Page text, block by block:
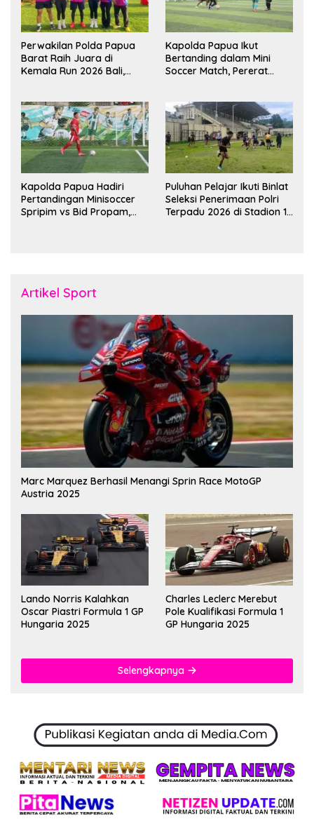
Perwakilan Polda Papua
Barat Raih Juara di
Kemala Run 2026 Bali,
Kapolda Papua Ikut
Bertanding dalam Mini
Soccer Match, Pererat
Kapolda Papua Hadiri
Pertandingan Minisoccer
Spripim vs Bid Propam,
Puluhan Pelajar Ikuti Binlat
Seleksi Penerimaan Polri
Terpadu 2026 di Stadion 16
Artikel Sport
Marc Marquez Berhasil Menangi Sprin Race MotoGP
Austria 2025
Lando Norris Kalahkan
Oscar Piastri Formula 1 GP
Hungaria 2025
Charles Leclerc Merebut
Pole Kualifikasi Formula 1
GP Hungaria 2025
Selengkapnya